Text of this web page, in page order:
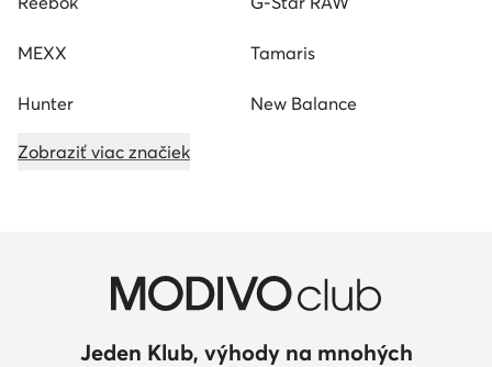
MEXX Tamaris
Hunter New Balance
Zobraziť viac značiek
Jeden Klub, výhody na mnohých